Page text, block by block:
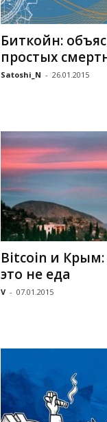
Биткойн:
простых
Satoshi_N - 26.01.2015
Bitcoin и Крым:
это не еда
V - 07.01.2015